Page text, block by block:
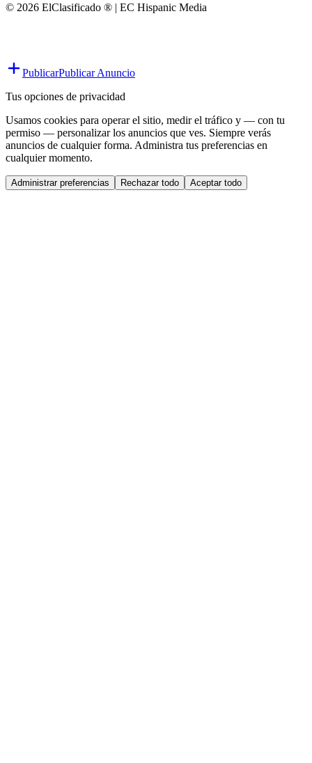
© 2026 ElClasificado ® | EC Hispanic Media
PublicarPublicar Anuncio
Tus opciones de privacidad
Usamos cookies para operar el sitio, medir el tráfico y — con tu
permiso — personalizar los anuncios que ves. Siempre verás
anuncios de cualquier forma. Administra tus preferencias en
cualquier momento.
Administrar preferencias Rechazar todo Aceptar todo